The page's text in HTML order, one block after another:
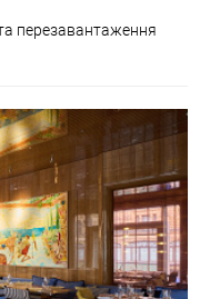
перезавантаження